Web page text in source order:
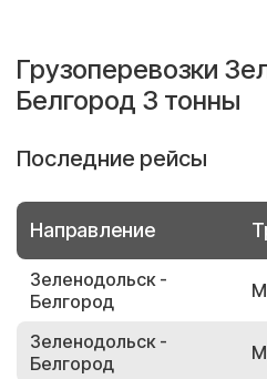
Грузоперевозки
Белгород 3 тонны
Последние рейсы
Направление
Зеленодольск -
Белгород
Зеленодольск -
Белгород